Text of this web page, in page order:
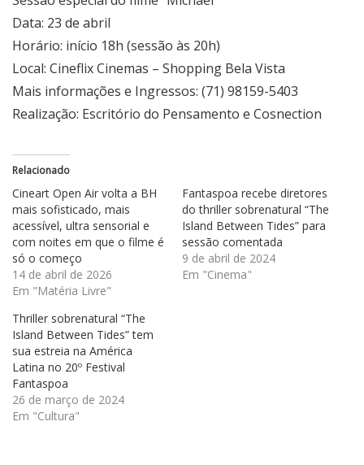
Data: 23 de abril
Horário: início 18h (sessão às 20h)
Local: Cineflix Cinemas – Shopping Bela Vista
Mais informações e Ingressos: (71) 98159-5403
Realização: Escritório do Pensamento e Cosnection
Relacionado
Cineart Open Air volta a BH
mais sofisticado, mais
acessível, ultra sensorial e
com noites em que o filme é
só o começo
14 de abril de 2026
Em "Matéria Livre"
Fantaspoa recebe diretores
do thriller sobrenatural “The
Island Between Tides” para
sessão comentada
9 de abril de 2024
Em "Cinema"
Thriller sobrenatural “The
Island Between Tides” tem
sua estreia na América
Latina no 20º Festival
Fantaspoa
26 de março de 2024
Em "Cultura"